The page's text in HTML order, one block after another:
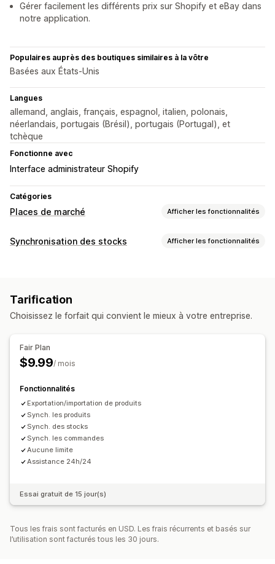
Gérer facilement les différents prix sur Shopify et eBay dans
notre application.
Populaires auprès des boutiques similaires à la vôtre
Basées aux États-Unis
Langues
allemand, anglais, français, espagnol, italien, polonais,
néerlandais, portugais (Brésil), portugais (Portugal), et
tchèque
Fonctionne avec
Interface administrateur Shopify
Catégories
Places de marché Afficher les fonctionnalités
Gestion des listes
Importation groupée
Traitement des commandes depuis plusieurs
emplacements
Synchronisation des commandes
Tableau de bord harmonisé
Règles personnalisées
Synchronisation des stocks Afficher les fonctionnalités
Codes-barres
Rapports d’erreur
Tarification
Choisissez le forfait qui convient le mieux à votre entreprise.
Fair Plan
$9.99/ mois
Fonctionnalités
Exportation/importation de produits
Synch. les produits
Synch. des stocks
Synch. les commandes
Aucune limite
Assistance 24h/24
Essai gratuit de 15 jour(s)
Tous les frais sont facturés en USD. Les frais récurrents et basés sur
l’utilisation sont facturés tous les 30 jours.